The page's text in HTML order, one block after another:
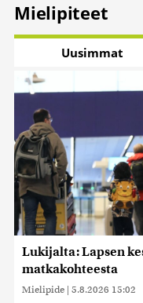
Mielipiteet
Uusimmat
Lukijalta: Lapsen
matkakohteesta
Mielipide | 5.8.2026 15:02